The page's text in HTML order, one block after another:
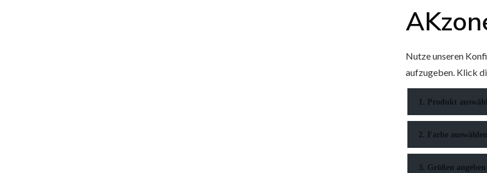
Nutze unseren
aufzugeben. Klick
1. Produkt
2. Farbe auswählen
3. Größen angeben